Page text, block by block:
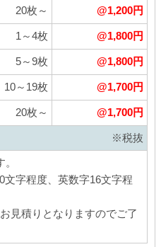
20枚～ @1,200円
1～4枚 @1,800円
5～9枚 @1,800円
10～19枚 @1,700円
20枚～ @1,700円
※税抜
字程度、英数字16文字程
見積りとなりますのでご了